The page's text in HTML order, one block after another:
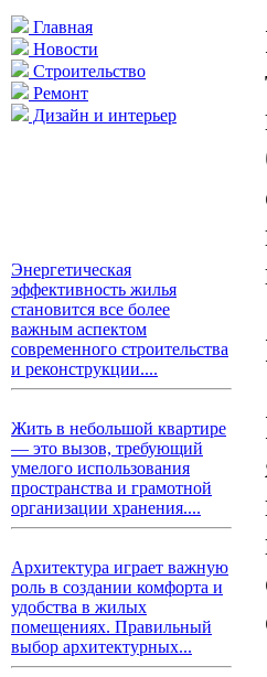
Главная
Новости
Строительство
Ремонт
Дизайн и интерьер
Энергетическая
эффективность жилья
становится все более
важным аспектом
современного строительства
и реконструкции....
Жить в небольшой квартире
— это вызов, требующий
умелого использования
пространства и грамотной
организации хранения....
Архитектура играет важную
роль в создании комфорта и
удобства в жилых
помещениях. Правильный
выбор архитектурных...